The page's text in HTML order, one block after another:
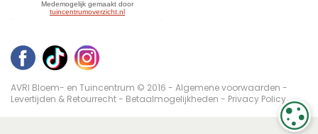
AVRI Bloem- en Tuincentrum © 2016 - Algemene voorwaarden -
Levertijden & Retourrecht- Betaalmogelijkheden - Privacy Policy